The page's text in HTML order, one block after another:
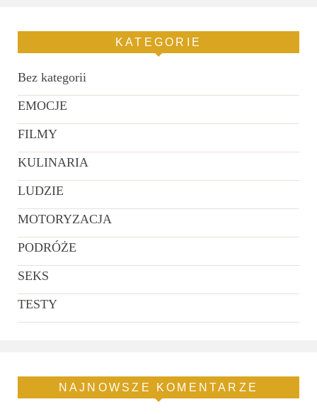
KATEGORIE
Bez kategorii
EMOCJE
FILMY
KULINARIA
LUDZIE
MOTORYZACJA
PODRÓŻE
SEKS
TESTY
NAJNOWSZE KOMENTARZE